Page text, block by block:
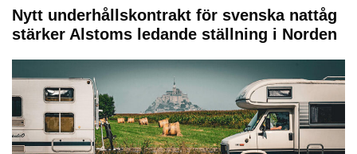
Nytt underhållskontrakt för svenska nattåg
stärker Alstoms ledande ställning i Norden